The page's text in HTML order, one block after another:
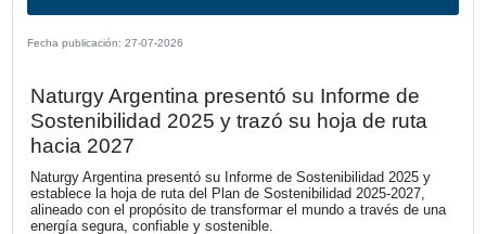
Fecha publicación: 29-07-2026
Solo 1 de cada 5 ejecutivos cuantifica
impacto financiero con relación a las
prácticas de sostenibilidad